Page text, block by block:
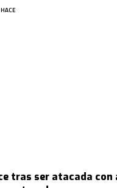
tras ser atacada con